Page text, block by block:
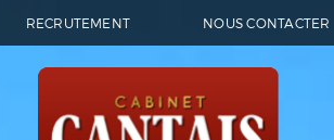
RECRUTEMENT NOUS CONTACTER